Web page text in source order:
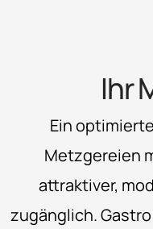
Ihr
Ein
Metzgereien
attraktiver,
zugänglich.